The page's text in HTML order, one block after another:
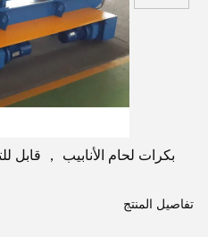
بكرات لحام الأنابيب ， قابل
تفاصيل المنتج